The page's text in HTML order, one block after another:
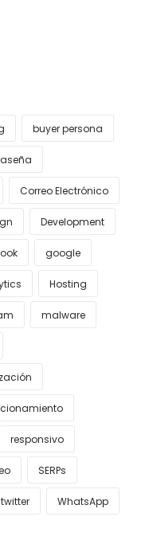
buyer persona
Correo Electrónico
Development
google
Hosting
malware
responsivo
SERPs
twitter WhatsApp